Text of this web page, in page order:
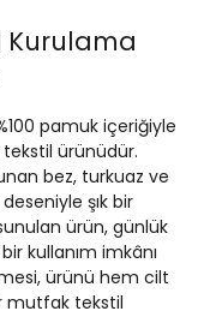
Kurulama
pamuk içeriğiyle
ürünüdür.
bez, turkuaz ve
şık bir
ürün, günlük
kullanım imkânı
ürünü hem cilt
mutfak tekstil